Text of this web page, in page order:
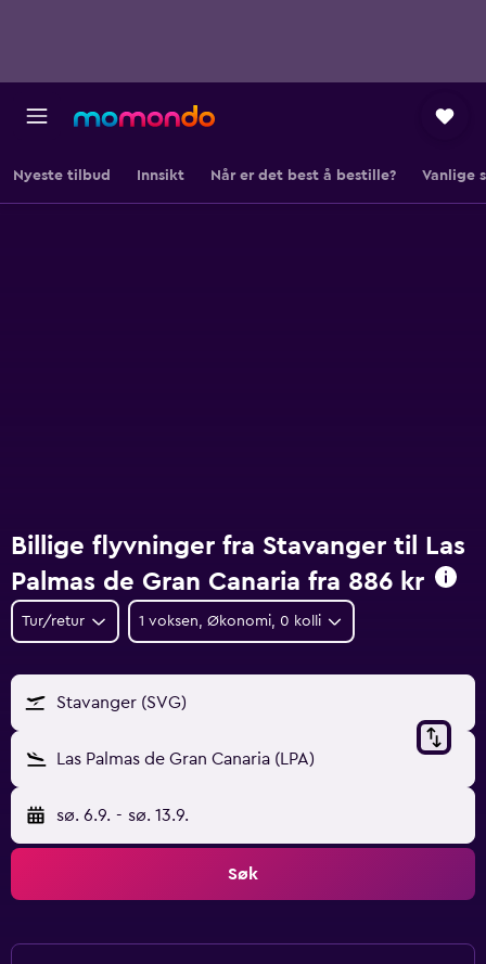
Nyeste tilbud Innsikt Når er det best å bestille? Vanlige
Billige flyvninger fra Stavanger til Las
Palmas de Gran Canaria fra 886 kr
Tur/retur 1 voksen, Økonomi, 0 kolli
Stavanger (SVG)
Las Palmas de Gran Canaria (LPA)
sø. 6.9. - sø. 13.9.
Søk